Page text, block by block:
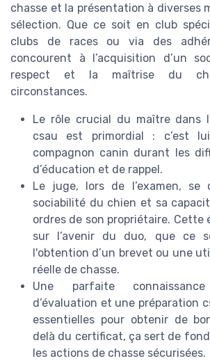
chasse et la présentation à diverses
sélection. Que ce soit en club
clubs de races ou via des
concourent à l’acquisition d’un
respect et la maîtrise du
circonstances.
Le rôle crucial du maître dans
csau est primordial : c’est
compagnon canin durant les
d’éducation et de rappel.
Le juge, lors de l’examen, se
sociabilité du chien et sa
ordres de son propriétaire. Cette
sur l’avenir du duo, que ce
l'obtention d’un brevet ou une
réelle de chasse.
Une parfaite
d’évaluation et une préparation
essentielles pour obtenir de
delà du certificat, ça sert de
les actions de chasse sécurisées.